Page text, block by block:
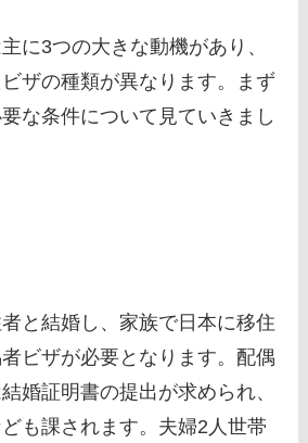
に3つの大きな動機があり、
ザの種類が異なります。まず
な条件について見ていきまし
と結婚し、家族で日本に移住
ビザが必要となります。配偶
婚証明書の提出が求められ、
も課されます。夫婦2人世帯